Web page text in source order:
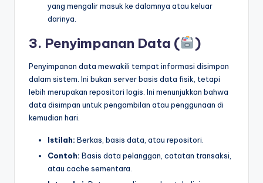
yang mengalir masuk ke dalamnya atau keluar
darinya.
3. Penyimpanan Data ( )
Penyimpanan data mewakili tempat informasi disimpan
dalam sistem. Ini bukan server basis data fisik, tetapi
lebih merupakan repositori logis. Ini menunjukkan bahwa
data disimpan untuk pengambilan atau penggunaan di
kemudian hari.
Istilah: Berkas, basis data, atau repositori.
Contoh: Basis data pelanggan, catatan transaksi,
atau cache sementara.